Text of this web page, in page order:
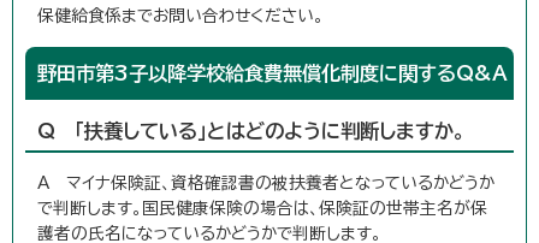
保健給食係までお問い合わせください。
野田市第3子以降学校給食費無償化制度に関するQ&A
Q 「扶養している」とはどのように判断しますか。
A マイナ保険証、資格確認書の被扶養者となっているかどうか
で判断します。国民健康保険の場合は、保険証の世帯主名が保
護者の氏名になっているかどうかで判断します。